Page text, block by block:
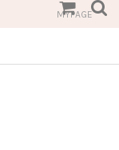
MYPAGE